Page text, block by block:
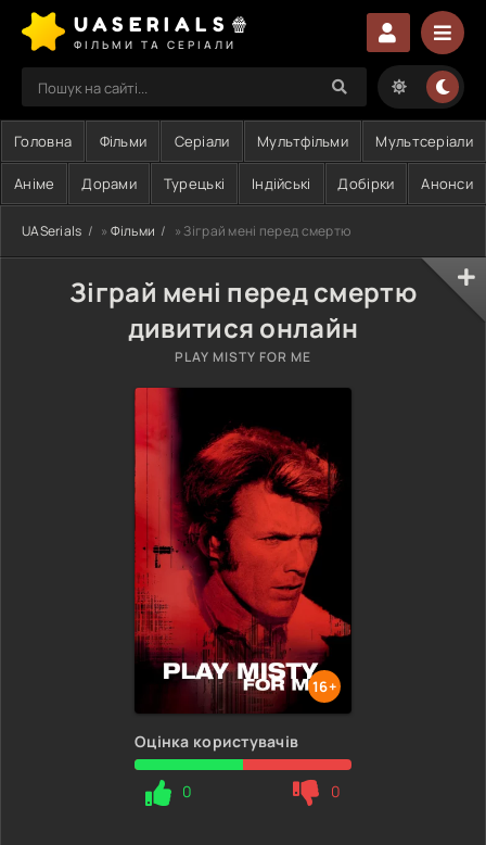
UASERIALS🍿
ФІЛЬМИ ТА СЕРІАЛИ
Головна Фільми Серіали Мультфільми Мультсеріали
Аніме Дорами Турецькі Індійські Добірки Анонси
UASerials » Фільми » Зіграй мені перед смертю
Зіграй мені перед смертю
дивитися онлайн
PLAY MISTY FOR ME
16+
Оцінка користувачів
0 0